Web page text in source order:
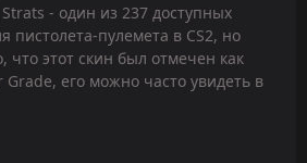
- один из 237 доступных
пистолета-пулемета в CS2, но
что этот скин был отмечен как
Grade, его можно часто увидеть в